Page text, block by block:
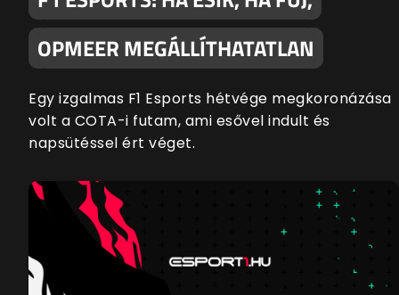
OPMEER MEGÁLLÍTHATATLAN
Egy izgalmas F1 Esports hétvége megkoronázása
volt a COTA-i futam, ami esővel indult és
napsütéssel ért véget.